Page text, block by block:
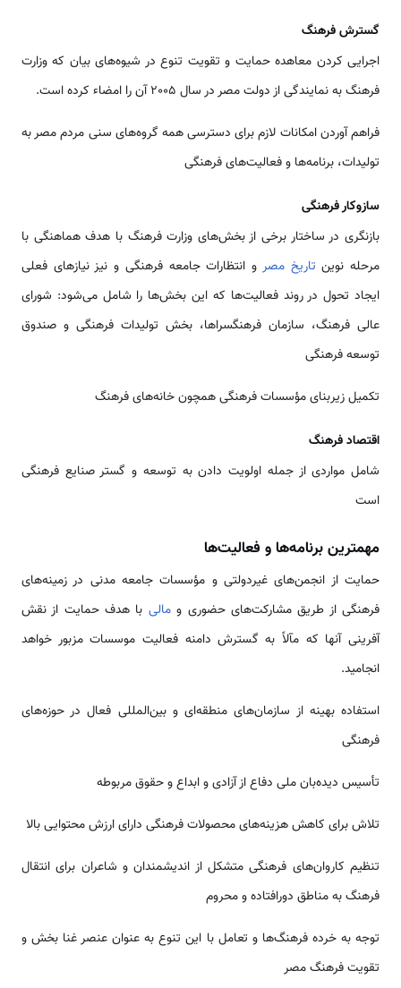
گسترش فرهنگ
اجرایی کردن معاهده حمایت و تقویت تنوع در شیوه‌­های بیان که وزارت
فرهنگ به نمایندگی از دولت مصر در سال 2005 آن را امضاء کرده است.
فراهم آوردن امکانات لازم برای دسترسی همه گروه‌­های سنی مردم مصر به
تولیدات، برنامه‌­ها و فعالیت­‌های فرهنگی
سازوکار فرهنگی
بازنگری در ساختار برخی از بخش‌­های وزارت فرهنگ با هدف هماهنگی با
مرحله نوین تاریخ مصر و انتظارات جامعه فرهنگی و نیز نیازهای فعلی
ایجاد تحول در روند فعالیت‌­ها که این بخش‌­ها را شامل می‌­شود: شورای
عالی فرهنگ، سازمان فرهنگسراها، بخش تولیدات فرهنگی و صندوق
توسعه فرهنگی
تکمیل زیربنای مؤسسات فرهنگی همچون خانه‌­های فرهنگ
اقتصاد فرهنگ
شامل مواردی از جمله اولویت دادن به توسعه و گستر صنایع فرهنگی
است
مهمترین برنامه­‌ها و فعالیت­‌ها
حمایت از انجمن‌­های غیردولتی و مؤسسات جامعه مدنی در زمینه‌­های
فرهنگی از طریق مشارکت‌­های حضوری ومالی با هدف حمایت از نقش­‌
آفرینی آنها که مآلاً به گسترش دامنه فعالیت موسسات مزبور خواهد
انجامید.
استفاده بهینه از سازمان­‌های منطقه‌­ای و بین­‌المللی فعال در حوزه­‌های
فرهنگی
تأسیس دیده‌­بان ملی دفاع از آزادی و ابداع و حقوق مربوطه
تلاش برای کاهش هزینه‌­های محصولات فرهنگی دارای ارزش محتوایی بالا
تنظیم کاروان­‌های فرهنگی متشکل از اندیشمندان و شاعران برای انتقال
فرهنگ به مناطق دورافتاده و محروم
توجه به خرده فرهنگ‌ها و تعامل با این تنوع به عنوان عنصر غنا بخش و
تقویت فرهنگ مصر